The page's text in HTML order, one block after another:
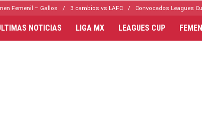
Femenil – Gallos 3 cambios vs LAFC Convocados Leagues
NOTICIAS LIGA MX LEAGUES CUP